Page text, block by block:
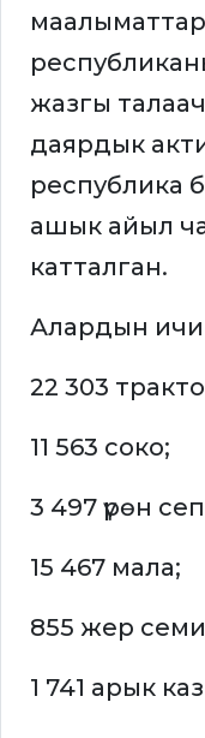
жазгы
даярдык
республика
ашык айыл
катталган.
Алардын
22 303
11 563 соко;
3 497 үрөн
15 467 мала;
855 жер
1 741 арык